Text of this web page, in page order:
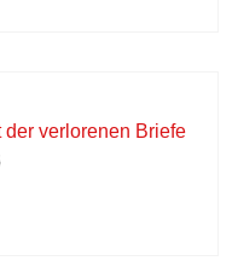
der verlorenen Briefe